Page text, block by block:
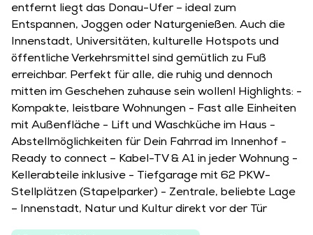
entfernt liegt das Donau-Ufer – ideal zum
Entspannen, Joggen oder Naturgenießen. Auch die
Innenstadt, Universitäten, kulturelle Hotspots und
öffentliche Verkehrsmittel sind gemütlich zu Fuß
erreichbar. Perfekt für alle, die ruhig und dennoch
mitten im Geschehen zuhause sein wollen! Highlights: -
Kompakte, leistbare Wohnungen - Fast alle Einheiten
mit Außenfläche - Lift und Waschküche im Haus -
Abstellmöglichkeiten für Dein Fahrrad im Innenhof -
Ready to connect – Kabel-TV & A1 in jeder Wohnung -
Kellerabteile inklusive - Tiefgarage mit 62 PKW-
Stellplätzen (Stapelparker) - Zentrale, beliebte Lage
– Innenstadt, Natur und Kultur direkt vor der Tür